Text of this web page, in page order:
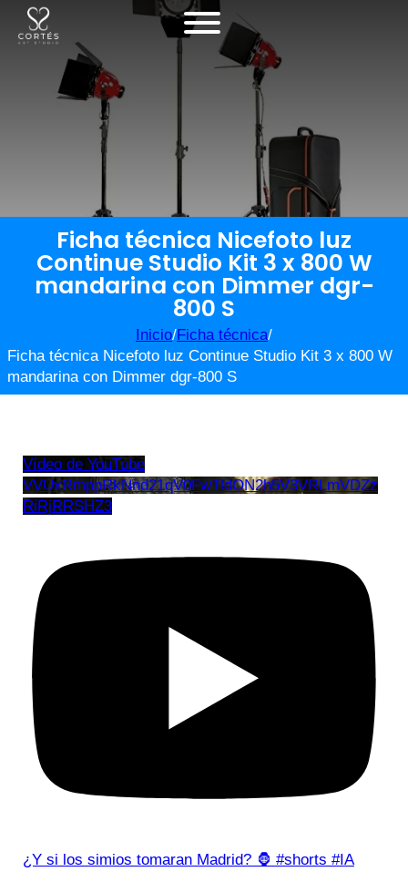
Ficha técnica Nicefoto luz
Continue Studio Kit 3 x 800 W
mandarina con Dimmer dgr-
800 S
Inicio/Ficha técnica/
Ficha técnica Nicefoto luz Continue Studio Kit 3 x 800 W
mandarina con Dimmer dgr-800 S
Vídeo de YouTube
VVUxRmppRkNnd21qV0FwTldON2h5V3VRLmVDZz
RiRjRRSHZ3
¿Y si los simios tomaran Madrid? 🦍 #shorts #IA